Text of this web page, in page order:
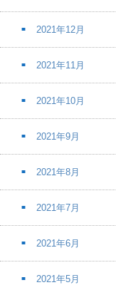
2021年12月
2021年11月
2021年10月
2021年9月
2021年8月
2021年7月
2021年6月
2021年5月